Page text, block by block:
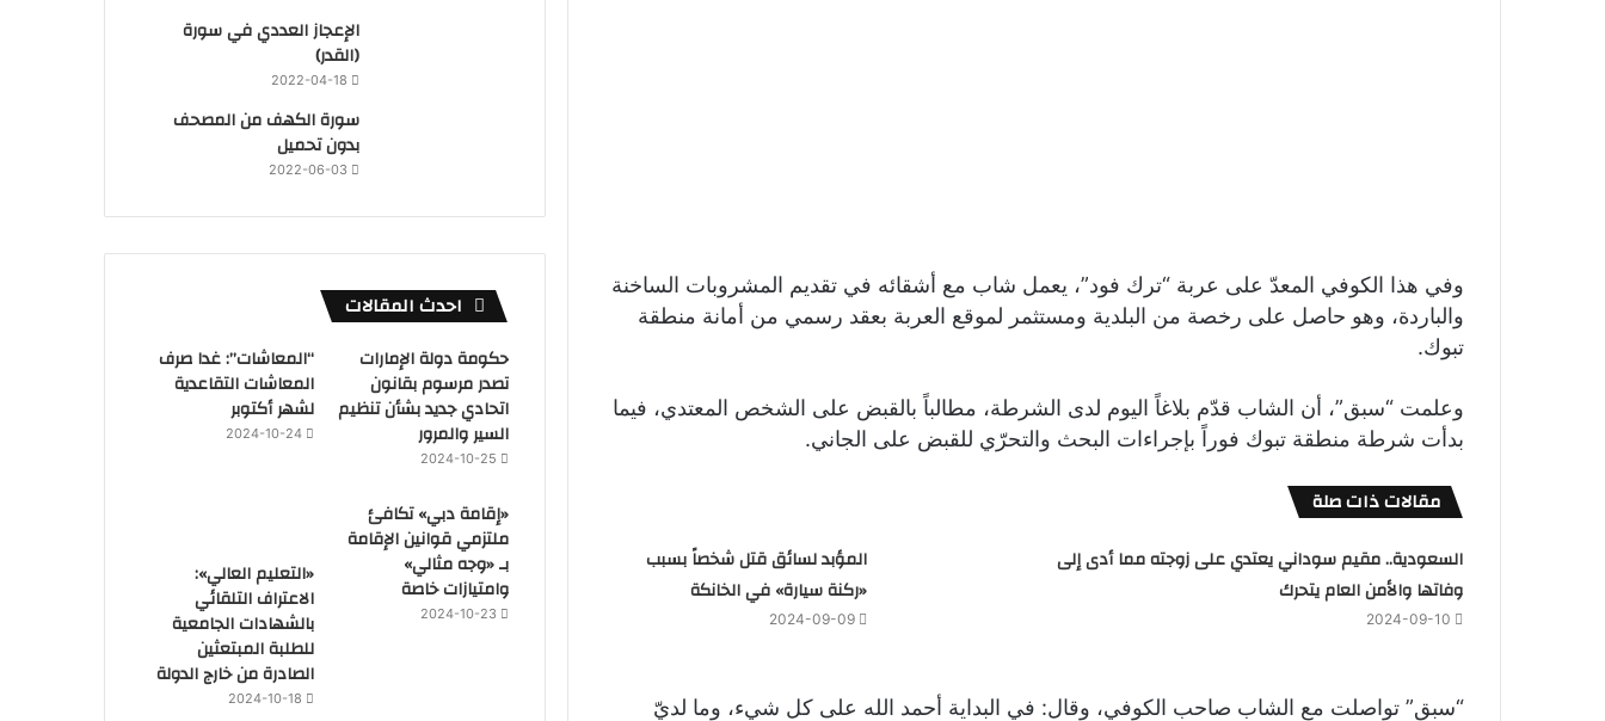
وفي هذا الكوفي المعدّ على عربة “ترك فود”، يعمل شاب مع أشقائه في تقديم المشروبات الساخنة
والباردة، وهو حاصل على رخصة من البلدية ومستثمر لموقع العربة بعقد رسمي من أمانة منطقة
تبوك.
وعلمت “سبق”، أن الشاب قدّم بلاغاً اليوم لدى الشرطة، مطالباً بالقبض على الشخص المعتدي، فيما
بدأت شرطة منطقة تبوك فوراً بإجراءات البحث والتحرّي للقبض على الجاني.
مقالات ذات صلة
السعودية.. مقيم سوداني يعتدي على زوجته مما أدى إلى
وفاتها والأمن العام يتحرك
2024-09-10
المؤبد لسائق قتل شخصاً بسبب
«ركنة سيارة» في الخانكة
2024-09-09
“سبق” تواصلت مع الشاب صاحب الكوفي، وقال: في البداية أحمد الله على كل شيء، وما لديّ
‏الإعجاز العددي في سورة
(القدر)
2022-04-18
سورة الكهف من المصحف
بدون تحميل
2022-06-03
احدث المقالات
حكومة دولة الإمارات
تصدر مرسوم بقانون
اتحادي جديد بشأن تنظيم
السير والمرور
2024-10-25
“المعاشات”: غدا صرف
المعاشات التقاعدية
لشهر أكتوبر
2024-10-24
«إقامة دبي» تكافئ
ملتزمي قوانين الإقامة
بـ «وجه مثالي»
وامتيازات خاصة
2024-10-23
«التعليم العالي»:
الاعتراف التلقائي
بالشهادات الجامعية
للطلبة المبتعثين
الصادرة من خارج الدولة
2024-10-18